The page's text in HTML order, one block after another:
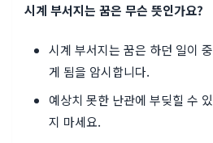
시계 부서지는 꿈은 무슨 뜻인가요?
시계 부서지는 꿈은 하던 일이
게 됨을 암시합니다.
예상치 못한 난관에 부딪힐 수
지 마세요.